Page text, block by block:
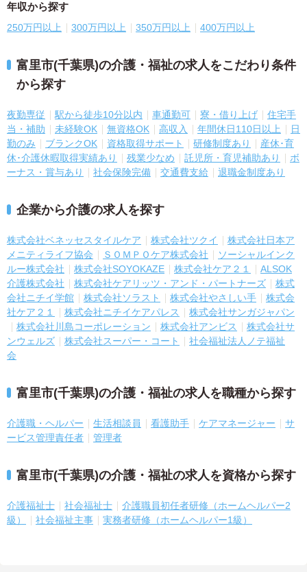
年収から探す
250万円以上 300万円以上 350万円以上 400万円以上
富里市(千葉県)の介護・福祉の求人をこだわり条件
から探す
夜勤専従 駅から徒歩10分以内 車通勤可 寮・借り上げ
住宅手
当・補助
未経験OK 無資格OK 高収入 年間休日110日以上
日
勤のみ
ブランクOK 資格取得サポート 研修制度あり
産休･育
休･介護休暇取得実績あり
残業少なめ 託児所・育児補助あり
ボ
ーナス・賞与あり
社会保険完備 交通費支給 退職金制度あり
企業から介護の求人を探す
株式会社ベネッセスタイルケア 株式会社ツクイ
株式会社日本ア
メニティライフ協会
ＳＯＭＰＯケア株式会社
ソーシャルインク
ルー株式会社
株式会社SOYOKAZE 株式会社ケア２１
ALSOK
介護株式会社
株式会社ケアリッツ・アンド・パートナーズ
株式
会社ニチイ学館
株式会社ソラスト 株式会社やさしい手
株式会
社ケア２１
株式会社ニチイケアパレス
株式会社サンガジャパン
株式会社川島コーポレーション
株式会社アンビス
株式会社サ
ンウェルズ
株式会社スーパー・コート
社会福祉法人ノテ福祉
会
富里市(千葉県)の介護・福祉の求人を職種から探す
介護職・ヘルパー 生活相談員 看護助手 ケアマネージャー
サ
ービス管理責任者
管理者
富里市(千葉県)の介護・福祉の求人を資格から探す
介護福祉士 社会福祉士
介護職員初任者研修（ホームヘルパー2
級）
社会福祉主事 実務者研修（ホームヘルパー1級）